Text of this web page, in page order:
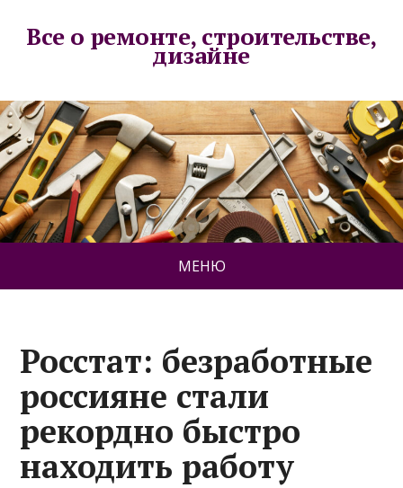
Все о ремонте, строительстве,
дизайне
МЕНЮ
Росстат: безработные
россияне стали
рекордно быстро
находить работу